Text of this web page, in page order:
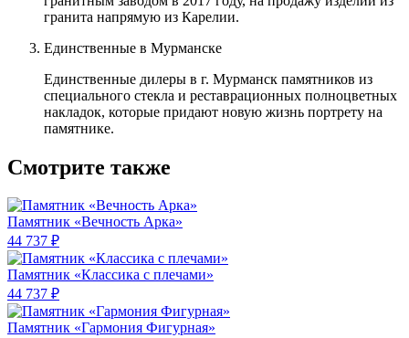
гранита напрямую из Карелии.
Единственные в Мурманске
Единственные дилеры в г. Мурманск памятников из
специального стекла и реставрационных полноцветных
накладок, которые придают новую жизнь портрету на
памятнике.
Смотрите также
Памятник «Вечность Арка»
44 737 ₽
Памятник «Классика c плечами»
44 737 ₽
Памятник «Гармония Фигурная»